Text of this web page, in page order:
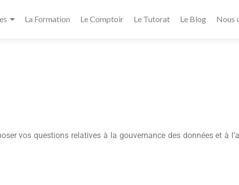
La Formation Le Comptoir Le Tutorat Le Blog Nous
vos questions relatives à la gouvernance des données et à